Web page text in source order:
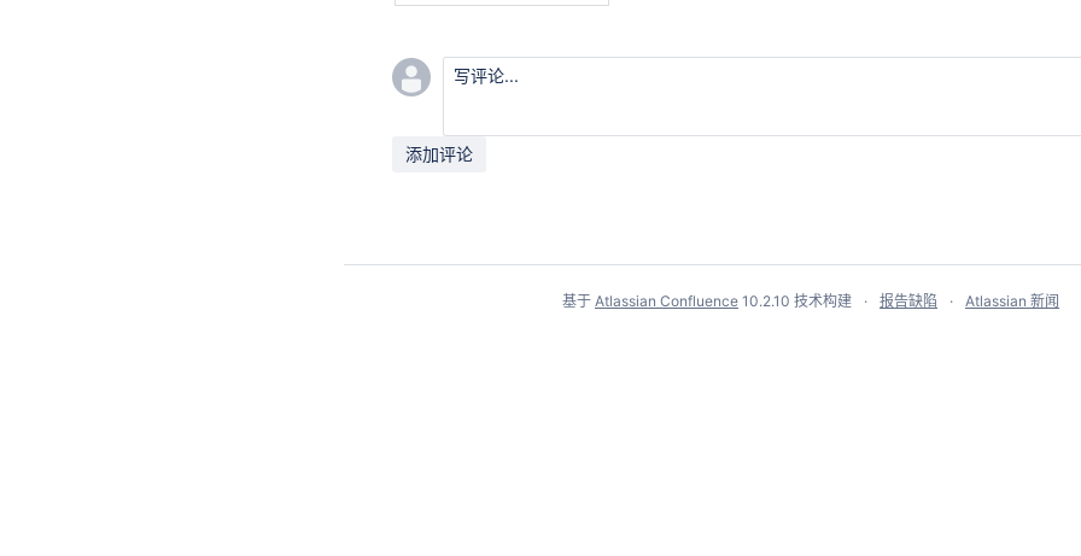
写评论...
添加评论
基于 Atlassian Confluence 10.2.10 技术构建 报告缺陷 Atlassian 新闻